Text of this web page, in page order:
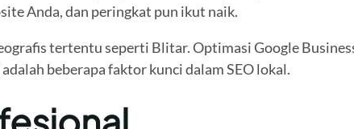
Anda, dan peringkat pun ikut naik.
tertentu seperti Blitar. Optimasi Google
beberapa faktor kunci dalam SEO lokal.